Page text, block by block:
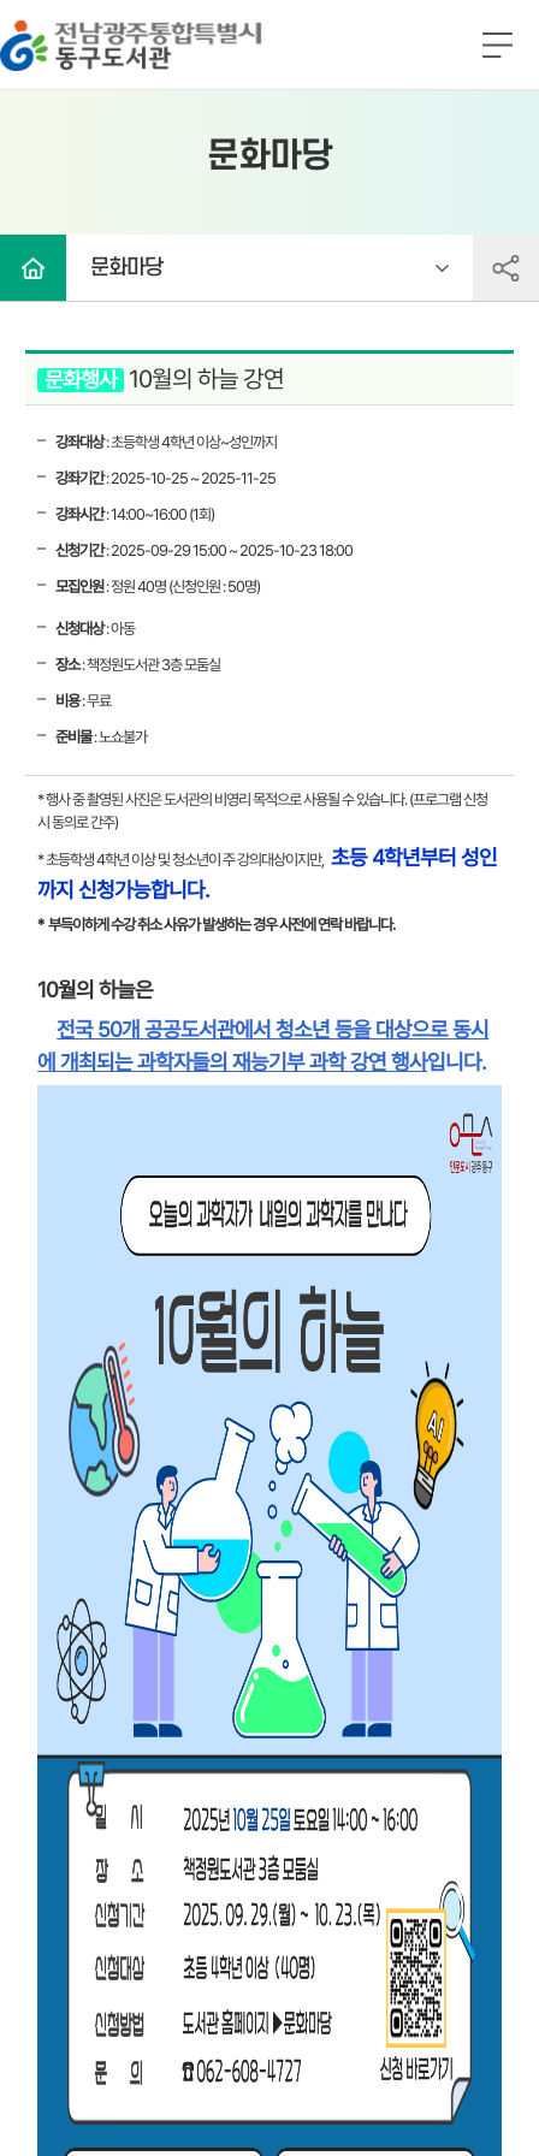
전남광주통합특별시 동구도서관
전
문화마당
문화마당
문화행사 10월의 하늘 강연
강좌대상: 초등학생 4학년 이상~성인까지
강좌기간: 2025-10-25 ~ 2025-11-25
강좌시간: 14:00~16:00 (1회)
신청기간: 2025-09-29 15:00 ~ 2025-10-23 18:00
모집인원: 정원 40명 (신청인원 : 50명)
신청대상: 아동
장소: 책정원도서관 3층 모둠실
비용: 무료
준비물: 노쇼불가
* 행사 중 촬영된 사진은 도서관의 비영리 목적으로 사용될 수 있습니다. (프로그램 신청
시 동의로 간주)
* 초등학생 4학년 이상 및 청소년이 주 강의대상이지만, 초등 4학년부터 성인
까지 신청가능합니다.
* 부득이하게 수강 취소 사유가 발생하는 경우 사전에 연락 바랍니다.
10월의 하늘은
전국 50개 공공도서관에서 청소년 등을 대상으로 동시
에 개최되는 과학자들의 재능기부 과학 강연 행사입니다.